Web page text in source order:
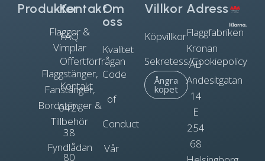
Adress
Flaggfabriken
Kronan
AB
Andesitgatan
14
E
254
68
Kontakt
FAQ
Offertförfrågan
Kontakt
042-
38
80
Om
oss
Kvalitet
Code
of
Conduct
Vår
Villkor
Köpvillkor
Sekretess/Cookiepolicy
Ångra
köpet
Produkter
Flaggor &
Vimplar
Flaggstänger,
Fanstänger,
Bordstänger &
Tillbehör
Fyndlådan